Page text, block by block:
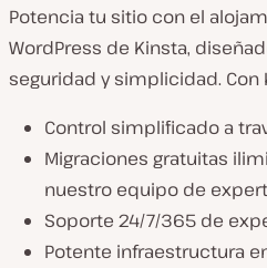
Potencia tu sitio con el
WordPress de Kinsta,
seguridad y simplicidad. Con
Control simplificado a
Migraciones gratuitas
nuestro equipo de
Soporte 24/7/365 de
Potente infraestructura